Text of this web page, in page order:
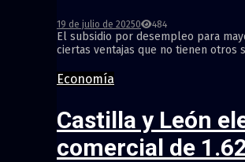
19 de julio de 20250 484
El subsidio por desempleo para
ciertas ventajas que no tienen otros
Economía
Castilla y León
comercial de